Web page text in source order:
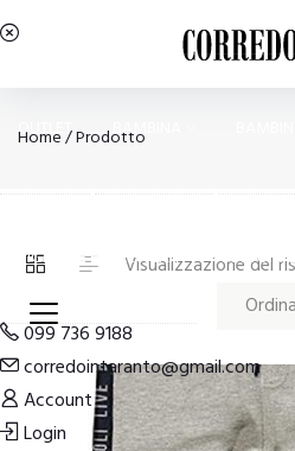
OUTLET BAMBINA
PIGIAMI E HOMEWEAR COSTUMI
099 736 9188
corredointaranto@gmail.com
Account
Login
Home/ Prodotto
Visualizzazione del